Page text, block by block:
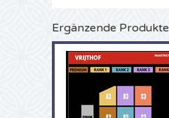
Ergänzende Produkte